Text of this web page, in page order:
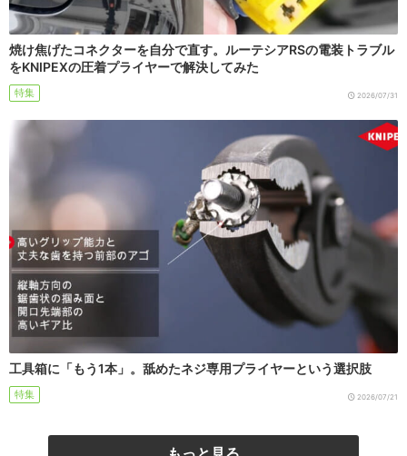
焼け焦げたコネクターを自分で直す。ルーテシアRSの電装トラブル
をKNIPEXの圧着プライヤーで解決してみた
特集 2026/07/31
工具箱に「もう1本」。舐めたネジ専用プライヤーという選択肢
特集 2026/07/21